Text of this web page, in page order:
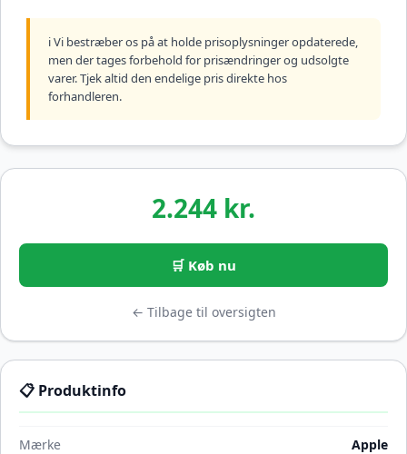
ℹ️ Vi bestræber os på at holde prisoplysninger opdaterede,
men der tages forbehold for prisændringer og udsolgte
varer. Tjek altid den endelige pris direkte hos
forhandleren.
2.244 kr.
🛒 Køb nu
← Tilbage til oversigten
📋 Produktinfo
Mærke Apple